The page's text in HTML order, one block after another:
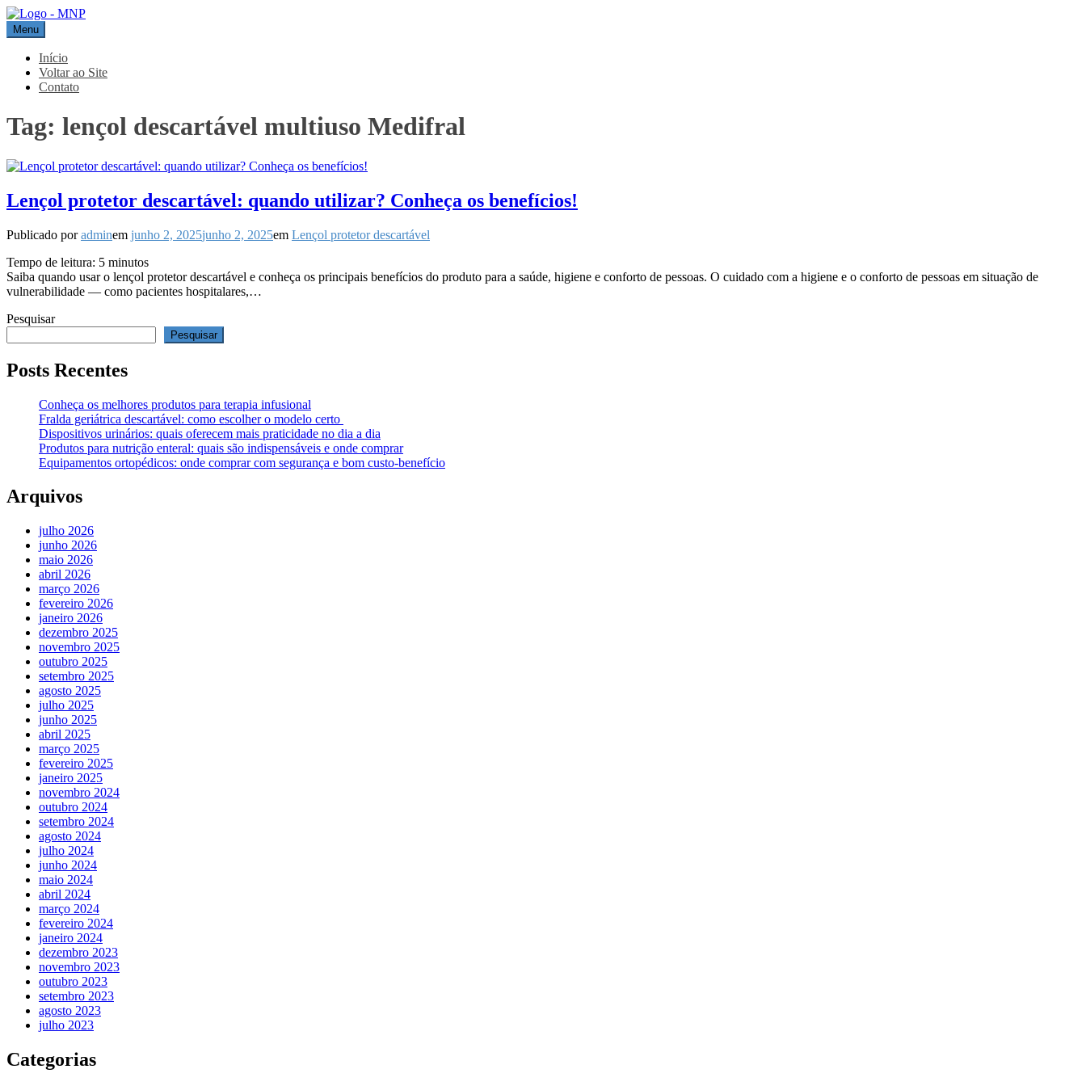
Pular
para
o
conteúdo
MNP
Blog
Menu
Início
Voltar ao Site
Contato
Tag: lençol descartável multiuso Medifral
Lençol protetor descartável: quando utilizar? Conheça os benefícios!
Publicado poradminem junho 2, 2025junho 2, 2025em Lençol protetor descartável
Tempo de leitura: 5 minutos
Saiba quando usar o lençol protetor descartável e conheça os principais benefícios do produto para a saúde, higiene e conforto de pessoas. O cuidado com a higiene e o conforto de pessoas em situação de
vulnerabilidade — como pacientes hospitalares,…
Pesquisar
Pesquisar
Posts Recentes
Conheça os melhores produtos para terapia infusional
Fralda geriátrica descartável: como escolher o modelo certo
Dispositivos urinários: quais oferecem mais praticidade no dia a dia
Produtos para nutrição enteral: quais são indispensáveis e onde comprar
Equipamentos ortopédicos: onde comprar com segurança e bom custo-benefício
Arquivos
julho 2026
junho 2026
maio 2026
abril 2026
março 2026
fevereiro 2026
janeiro 2026
dezembro 2025
novembro 2025
outubro 2025
setembro 2025
agosto 2025
julho 2025
junho 2025
abril 2025
março 2025
fevereiro 2025
janeiro 2025
novembro 2024
outubro 2024
setembro 2024
agosto 2024
julho 2024
junho 2024
maio 2024
abril 2024
março 2024
fevereiro 2024
janeiro 2024
dezembro 2023
novembro 2023
outubro 2023
setembro 2023
agosto 2023
julho 2023
Categorias